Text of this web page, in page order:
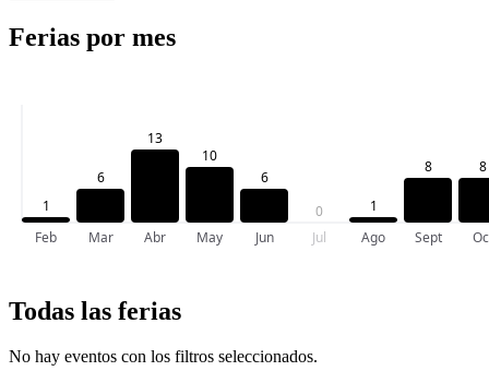
Ferias por mes
1
Feb
6
Mar
13
Abr
10
May
6
Jun
0
Jul
1
Ago
8
Sept
8
Todas las ferias
No hay eventos con los filtros seleccionados.